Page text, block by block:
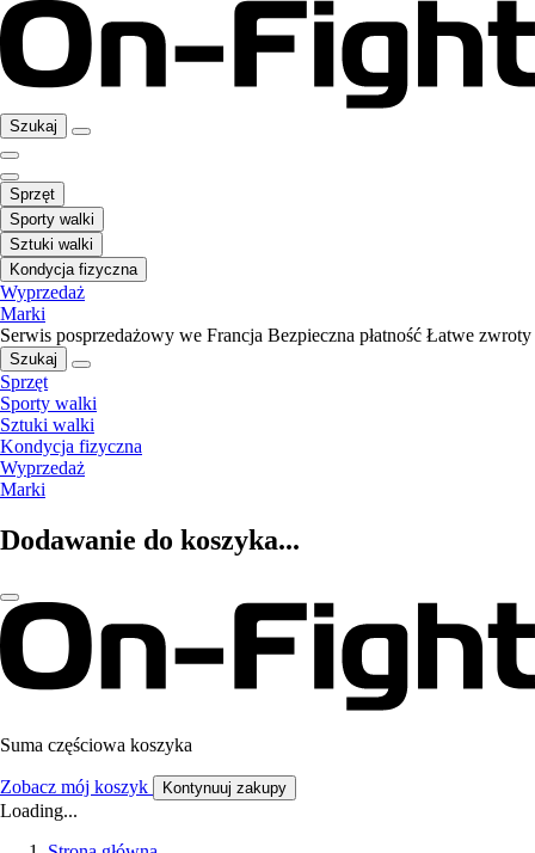
Szukaj
Sprzęt
Sporty walki
Sztuki walki
Kondycja fizyczna
Wyprzedaż
Marki
Serwis posprzedażowy we Francja Bezpieczna płatność Łatwe zwroty
Szukaj
Sprzęt
Sporty walki
Sztuki walki
Kondycja fizyczna
Wyprzedaż
Marki
Dodawanie do koszyka...
Suma częściowa koszyka
Zobacz mój koszyk Kontynuuj zakupy
Loading...